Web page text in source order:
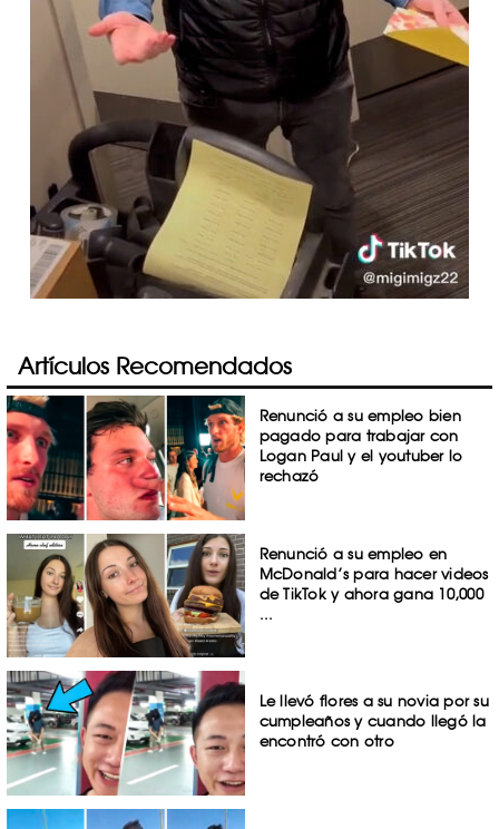
Artículos Recomendados
Renunció a su empleo bien
pagado para trabajar con
Logan Paul y el youtuber lo
rechazó
Renunció a su empleo en
McDonald’s para hacer videos
de TikTok y ahora gana 10,000
...
Le llevó flores a su novia por su
cumpleaños y cuando llegó la
encontró con otro